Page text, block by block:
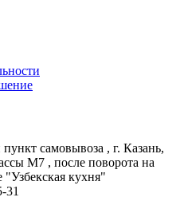
самовывоза , г. Казань,
М7 , после поворота на
"Узбекская кухня"
31